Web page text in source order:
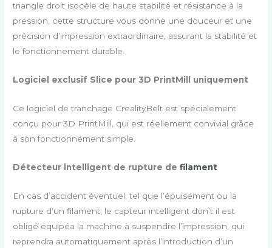
triangle droit isocèle de haute stabilité et résistance à la
pression, cette structure vous donne une douceur et une
précision d’impression extraordinaire, assurant la stabilité et
le fonctionnement durable.
Logiciel exclusif Slice pour 3D PrintMill uniquement
Ce logiciel de tranchage CrealityBelt est spécialement
conçu pour 3D PrintMill, qui est réellement convivial grâce
à son fonctionnement simple.
Détecteur intelligent de rupture defilament
En cas d’accident éventuel, tel que l’épuisement ou la
rupture d’un filament, le capteur intelligent don’t il est
obligé équipéa la machine à suspendre l’impression, qui
reprendra automatiquement après l’introduction d’un